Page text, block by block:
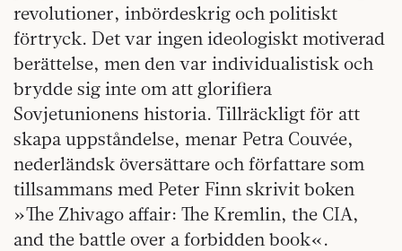
revolutioner, inbördeskrig och politiskt
förtryck. Det var ingen ideologiskt motiverad
berättelse, men den var individualistisk och
brydde sig inte om att glorifiera
Sovjetunionens historia. Tillräckligt för att
skapa uppståndelse, menar Petra Couvée,
nederländsk översättare och författare som
tillsammans med Peter Finn skrivit boken
»The Zhivago affair: The Kremlin, the CIA,
and the battle over a forbidden book«.